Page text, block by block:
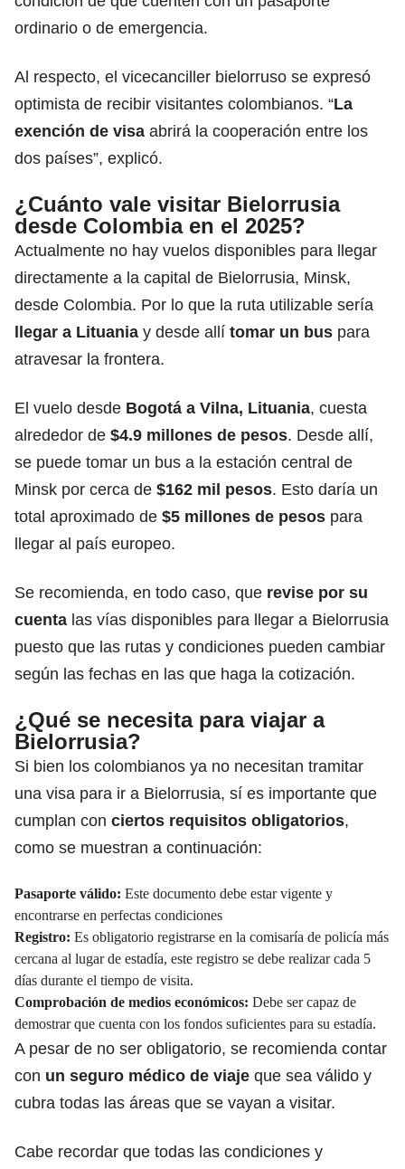
ordinario o de emergencia.
Al respecto, el vicecanciller bielorruso se expresó
optimista de recibir visitantes colombianos. “La
exención de visa abrirá la cooperación entre los
dos países”, explicó.
¿Cuánto vale visitar Bielorrusia
desde Colombia en el 2025?
Actualmente no hay vuelos disponibles para llegar
directamente a la capital de Bielorrusia, Minsk,
desde Colombia. Por lo que la ruta utilizable sería
llegar a Lituania y desde allí tomar un bus para
atravesar la frontera.
El vuelo desde Bogotá a Vilna, Lituania, cuesta
alrededor de $4.9 millones de pesos. Desde allí,
se puede tomar un bus a la estación central de
Minsk por cerca de $162 mil pesos. Esto daría un
total aproximado de $5 millones de pesos para
llegar al país europeo.
Se recomienda, en todo caso, que revise por su
cuenta las vías disponibles para llegar a Bielorrusia
puesto que las rutas y condiciones pueden cambiar
según las fechas en las que haga la cotización.
¿Qué se necesita para viajar a
Bielorrusia?
Si bien los colombianos ya no necesitan tramitar
una visa para ir a Bielorrusia, sí es importante que
cumplan con ciertos requisitos obligatorios,
como se muestran a continuación:
Pasaporte válido: Este documento debe estar vigente y
encontrarse en perfectas condiciones
Registro: Es obligatorio registrarse en la comisaría de policía más
cercana al lugar de estadía, este registro se debe realizar cada 5
días durante el tiempo de visita.
Comprobación de medios económicos: Debe ser capaz de
demostrar que cuenta con los fondos suficientes para su estadía.
A pesar de no ser obligatorio, se recomienda contar
con un seguro médico de viaje que sea válido y
cubra todas las áreas que se vayan a visitar.
Cabe recordar que todas las condiciones y